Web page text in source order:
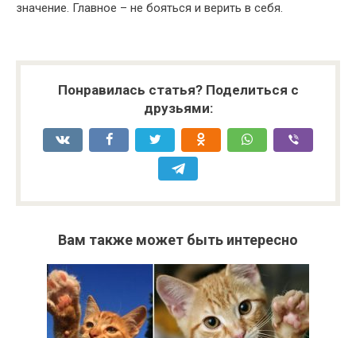
значение. Главное – не бояться и верить в себя.
Понравилась статья? Поделиться с
друзьями:
Вам также может быть интересно